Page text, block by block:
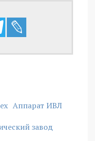
Аппарат ИВЛ
завод